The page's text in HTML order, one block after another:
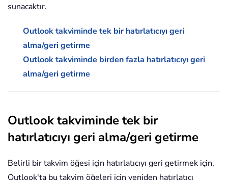
sunacaktır.
Outlook takviminde tek bir hatırlatıcıyı geri
alma/geri getirme
Outlook takviminde birden fazla hatırlatıcıyı geri
alma/geri getirme
Outlook takviminde tek bir
hatırlatıcıyı geri alma/geri getirme
Belirli bir takvim öğesi için hatırlatıcıyı geri getirmek için,
Outlook'ta bu takvim öğeleri için yeniden hatırlatıcı